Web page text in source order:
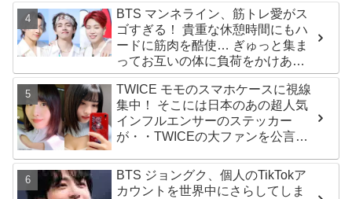
BTS マンネライン、筋トレ愛がス
ゴすぎる！ 貴重な休憩時間にもハ
ードに筋肉を酷使… ぎゅっと集ま
ってお互いの体に負荷をかけあう
３人のトレーニング風景がかわい
すぎるとファンくぎづけ
TWICE モモのスマホケースに視線
集中！ そこには日本のあの超人気
インフルエンサーのステッカー
が・・TWICEの大ファンを公言す
「成功したファン」だと話題沸騰
BTS ジョングク、個人のTikTokア
カウントを世界中にさらしてしま